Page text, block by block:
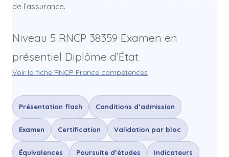
de l’assurance.
Niveau 5 RNCP 38359 Examen en
présentiel Diplôme d’État
Voir la fiche RNCP France compétences
Présentation flash Conditions d’admission
Examen Certification Validation par bloc
Équivalences Poursuite d’études Indicateurs